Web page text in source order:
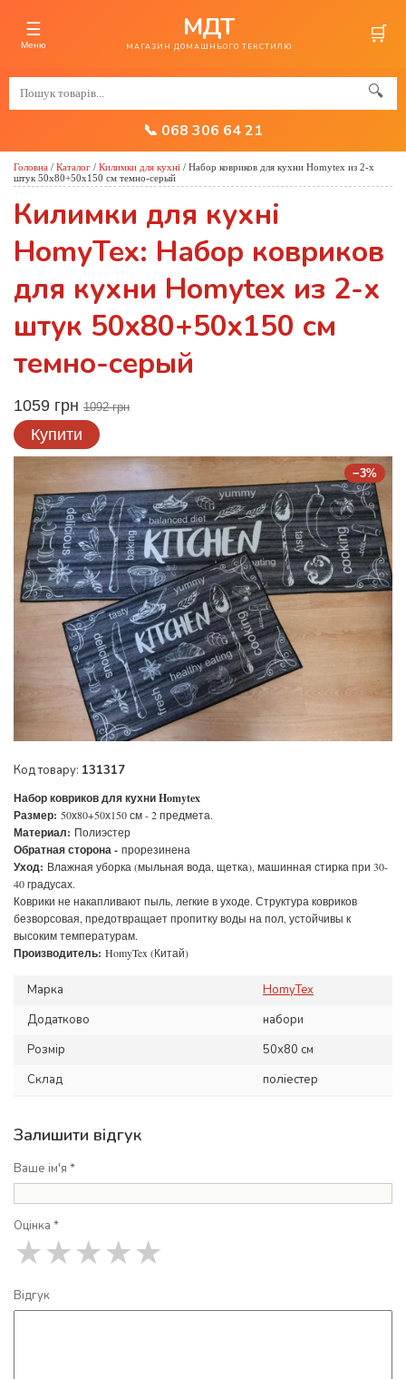
☰
Меню
МДТ
МАГАЗИН ДОМАШНЬОГО ТЕКСТИЛЮ 🛒
🔍
📞 068 306 64 21
Головна / Каталог / Килимки для кухні / Набор ковриков для кухни Homytex из 2-х
штук 50x80+50x150 см темно-серый
Килимки для кухні
HomyTex: Набор ковриков
для кухни Homytex из 2-х
штук 50x80+50x150 см
темно-серый
1059 грн 1092 грн
Купити
−3%
Код товару: 131317
Набор ковриков для кухни Homytex
Размер: 50х80+50х150 см - 2 предмета.
Материал: Полиэстер
Обратная сторона - прорезинена
Уход: Влажная уборка (мыльная вода, щетка), машинная стирка при 30-
40 градусах.
Коврики не накапливают пыль, легкие в уходе. Структура ковриков
безворсовая, предотвращает пропитку воды на пол, устойчивы к
высоким температурам.
Производитель: HomyTex (Китай)
Марка
HomyTex
Додатково
набори
Розмір
50х80 см
Склад
поліестер
Залишити відгук
Ваше ім'я *
Оцінка *
★
★
★
★
★
Відгук